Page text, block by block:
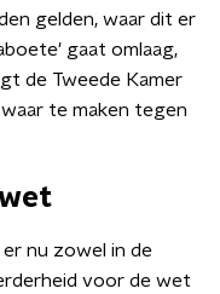
gelden, waar dit er
gaat omlaag,
de Tweede Kamer
te maken tegen
nu zowel in de
voor de wet